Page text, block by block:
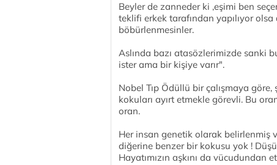
Beyler de zanneder ki ,eşimi ben
teklifi erkek tarafından yapılıyor
böbürlenmesinler.
Aslında bazı atasözlerimizde sanki
ister ama bir kişiye varır".
Nobel Tıp Ödüllü bir çalışmaya
kokuları ayırt etmekle görevli. Bu
oran.
Her insan genetik olarak belirlenmiş
diğerine benzer bir kokusu yok !
Hayatımızın aşkını da